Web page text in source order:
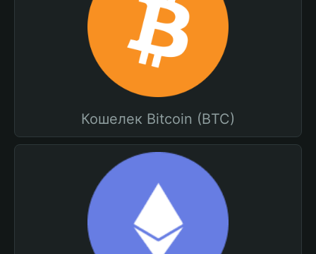
Кошелек Bitcoin (BTC)